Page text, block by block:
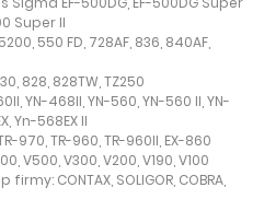
Super II
550 FD, 728AF, 836, 840AF,
828, 828TW, TZ250
YN-468II, YN-560, YN-560 II, YN-
Yn-568EX II
970, TR-960, TR-960II, EX-860
V500, V300, V200, V190, V100
CONTAX, SOLIGOR, COBRA,